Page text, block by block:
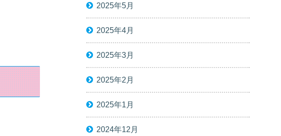
2025年5月
2025年4月
2025年3月
2025年2月
2025年1月
2024年12月